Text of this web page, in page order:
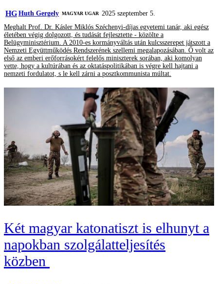
HG Huth Gergely MAGYAR UGAR 2025 szeptember 5.
Meghalt Prof. Dr. Kásler Miklós Széchenyi-díjas egyetemi tanár, aki egész
életében végig dolgozott, és tudását fejlesztette - közölte a
Belügyminisztérium. A 2010-es kormányváltás után kulcsszerepet játszott a
Nemzeti Együttműködés Rendszerének szellemi megalapozásában. Ő volt az
első az emberi erőforrásokért felelős miniszterek sorában, aki komolyan
vette, hogy a kultúrában és az oktatáspolitikában is végre kell hajtani a
nemzeti fordulatot, s le kell zárni a posztkommunista múltat.
Két magyar katonatiszt is elhunyt a
napokban szolgálatteljesítés
közben